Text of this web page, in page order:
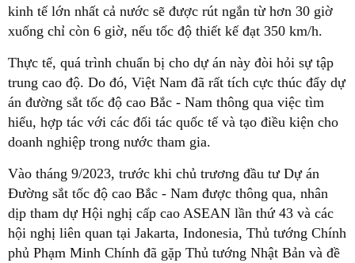
kinh tế lớn nhất cả nước sẽ được rút ngắn từ hơn 30 giờ
xuống chỉ còn 6 giờ, nếu tốc độ thiết kế đạt 350 km/h.
Thực tế, quá trình chuẩn bị cho dự án này đòi hỏi sự tập
trung cao độ. Do đó, Việt Nam đã rất tích cực thúc đẩy dự
án đường sắt tốc độ cao Bắc - Nam thông qua việc tìm
hiểu, hợp tác với các đối tác quốc tế và tạo điều kiện cho
doanh nghiệp trong nước tham gia.
Vào tháng 9/2023, trước khi chủ trương đầu tư Dự án
Đường sắt tốc độ cao Bắc - Nam được thông qua, nhân
dịp tham dự Hội nghị cấp cao ASEAN lần thứ 43 và các
hội nghị liên quan tại Jakarta, Indonesia, Thủ tướng Chính
phủ Phạm Minh Chính đã gặp Thủ tướng Nhật Bản và đề